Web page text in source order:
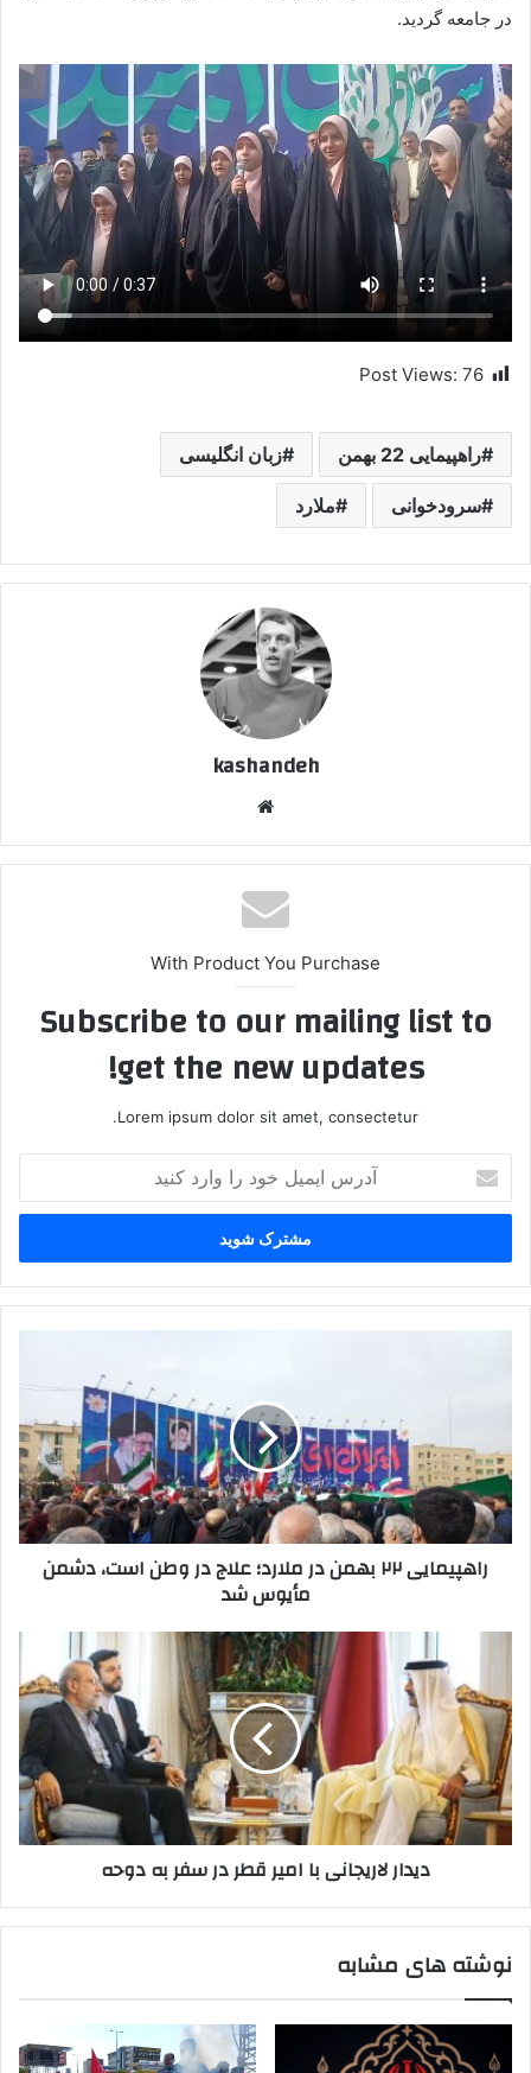
در جامعه گردید.
Post Views: 76
راهپیمایی 22 بهمن زبان انگلیسی
سرودخوانی ملارد
kashandeh
With Product You Purchase
Subscribe to our mailing list to
get the new updates!
Lorem ipsum dolor sit amet, consectetur.
ایمیل
خود
وارد
کنید
علاج
در
وطن
است،
دشمن
راهپیمایی ۲۲ بهمن در ملارد؛ علاج در وطن است، دشمن
مأیوس شد
امیر
قطر
در
سفر
به
دوحه
دیدار لاریجانی با امیر قطر در سفر به دوحه
نوشته های مشابه